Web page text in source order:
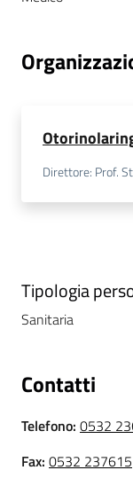
a
P
i
à
d
Direttore: Prof.
Tipologia
Sanitaria
Contatti
Telefono: 0532
Fax: 0532 237615